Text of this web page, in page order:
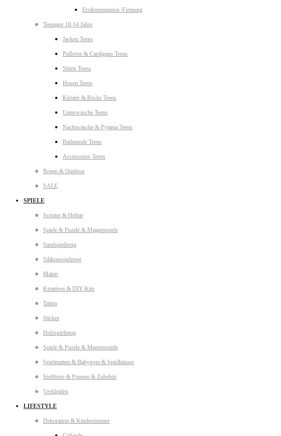
Erstkommunion /Firmung
Teenager 10-14 Jahre
Jacken Teens
Pullover & Cardigans Teens
Shirts Teens
Hosen Teens
Kleider & Röcke Teens
Unterwäsche Teens
Nachtwäsche & Pyjama Teens
Bademode Teens
Accessoires Teens
Regen & Outdoor
SALE
SPIELE
Scooter & Helme
Spiele & Puzzle & Magnetspiele
Sandspielzeug
Silikonspielzeug
Malen
Kreatives & DIY-Kits
Tattoo
Sticker
Holzspielzeug
Spiele & Puzzle & Magnetspiele
Spielmatten & Babygym & Spielhäuser
Stofftiere & Puppen & Zubehör
Verkleiden
LIFESTYLE
Dekoration & Kinderzimmer